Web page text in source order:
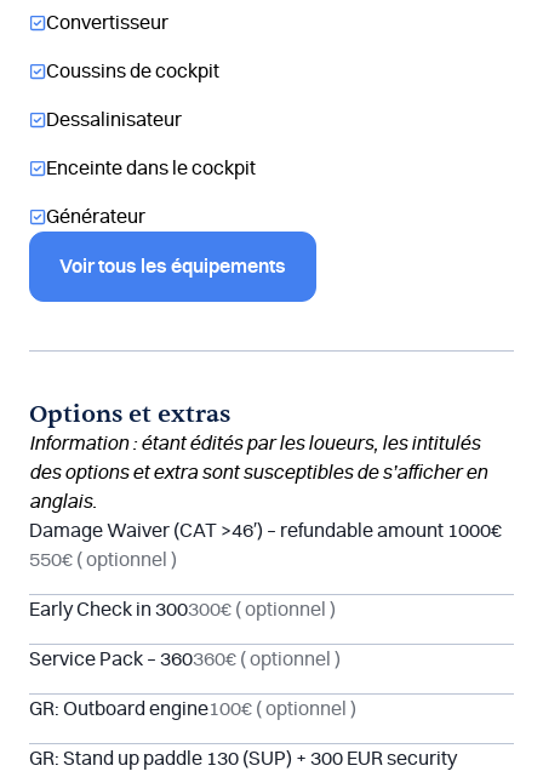
Convertisseur
Coussins de cockpit
Dessalinisateur
Enceinte dans le cockpit
Générateur
Voir tous les équipements
Options et extras
Information : étant édités par les loueurs, les intitulés
des options et extra sont susceptibles de s’afficher en
anglais.
Damage Waiver (CAT >46′) – refundable amount 1000€
550€ ( optionnel )
Early Check in 300300€ ( optionnel )
Service Pack – 360360€ ( optionnel )
GR: Outboard engine100€ ( optionnel )
GR: Stand up paddle 130 (SUP) + 300 EUR security